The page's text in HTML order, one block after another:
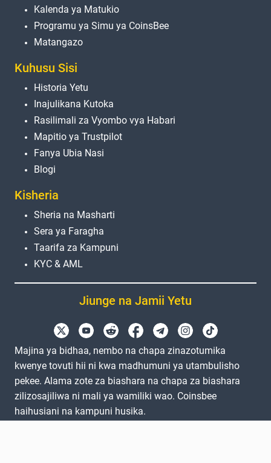
Kalenda ya Matukio
Programu ya Simu ya CoinsBee
Matangazo
Kuhusu Sisi
Historia Yetu
Inajulikana Kutoka
Rasilimali za Vyombo vya Habari
Mapitio ya Trustpilot
Fanya Ubia Nasi
Blogi
Kisheria
Sheria na Masharti
Sera ya Faragha
Taarifa za Kampuni
KYC & AML
Jiunge na Jamii Yetu
Majina ya bidhaa, nembo na chapa zinazotumika
kwenye tovuti hii ni kwa madhumuni ya utambulisho
pekee. Alama zote za biashara na chapa za biashara
zilizosajiliwa ni mali ya wamiliki wao. Coinsbee
haihusiani na kampuni husika.